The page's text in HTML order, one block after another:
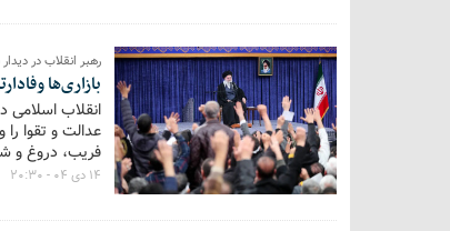
رهبر انقلاب در دیدار
بازاری‌ها
عدالت و تقوا
فریب، دروغ و
۱۴ دی ۰۴ - ۲۰:۳۰